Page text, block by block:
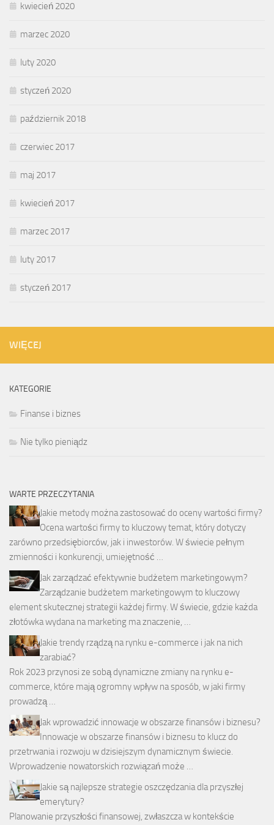
kwiecień 2020
marzec 2020
luty 2020
styczeń 2020
październik 2018
czerwiec 2017
maj 2017
kwiecień 2017
marzec 2017
luty 2017
styczeń 2017
WIĘCEJ
KATEGORIE
Finanse i biznes
Nie tylko pieniądz
WARTE PRZECZYTANIA
Jakie metody można zastosować do oceny wartości firmy?
Ocena wartości firmy to kluczowy temat, który dotyczy
zarówno przedsiębiorców, jak i inwestorów. W świecie pełnym
zmienności i konkurencji, umiejętność …
Jak zarządzać efektywnie budżetem marketingowym?
Zarządzanie budżetem marketingowym to kluczowy
element skutecznej strategii każdej firmy. W świecie, gdzie każda
złotówka wydana na marketing ma znaczenie, …
Jakie trendy rządzą na rynku e-commerce i jak na nich
zarabiać?
Rok 2023 przynosi ze sobą dynamiczne zmiany na rynku e-
commerce, które mają ogromny wpływ na sposób, w jaki firmy
prowadzą …
Jak wprowadzić innowacje w obszarze finansów i biznesu?
Innowacje w obszarze finansów i biznesu to klucz do
przetrwania i rozwoju w dzisiejszym dynamicznym świecie.
Wprowadzenie nowatorskich rozwiązań może …
Jakie są najlepsze strategie oszczędzania dla przyszłej
emerytury?
Planowanie przyszłości finansowej, zwłaszcza w kontekście